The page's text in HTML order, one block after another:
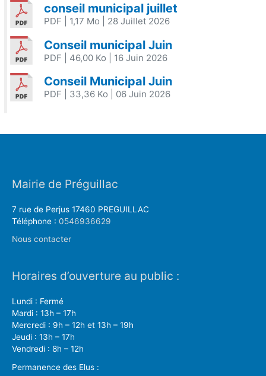
conseil municipal juillet
PDF | 1,17 Mo | 28 Juillet 2026
Conseil municipal Juin
PDF | 46,00 Ko | 16 Juin 2026
Conseil Municipal Juin
PDF | 33,36 Ko | 06 Juin 2026
Mairie de Préguillac
7 rue de Perjus 17460 PREGUILLAC
Téléphone : 0546936629
Nous contacter
Horaires d’ouverture au public :
Lundi : Fermé
Mardi : 13h – 17h
Mercredi : 9h – 12h et 13h – 19h
Jeudi : 13h – 17h
Vendredi : 8h – 12h
Permanence des Elus :